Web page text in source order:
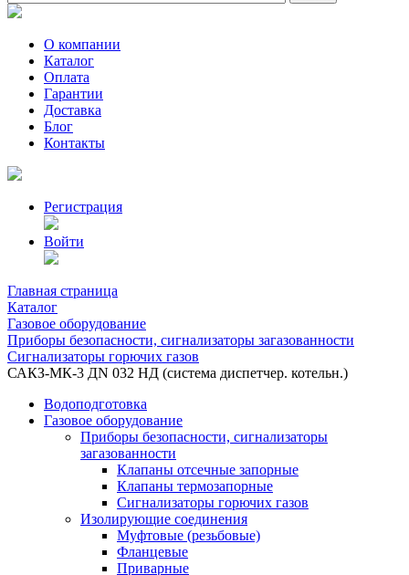
О компании
Каталог
Оплата
Гарантии
Доставка
Блог
Контакты
Регистрация
Войти
Главная страница
Каталог
Газовое оборудование
Приборы безопасности, сигнализаторы загазованности
Сигнализаторы горючих газов
САКЗ-МК-3 ДN 032 НД (система диспетчер. котельн.)
Водоподготовка
Газовое оборудование
Приборы безопасности, сигнализаторы
загазованности
Клапаны отсечные запорные
Клапаны термозапорные
Сигнализаторы горючих газов
Изолирующие соединения
Муфтовые (резьбовые)
Фланцевые
Приварные